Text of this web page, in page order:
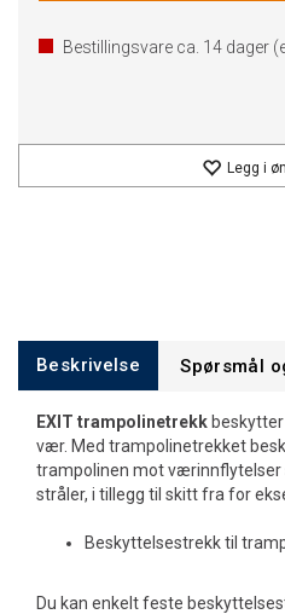
Bestillingsvare ca. 14 dager
Legg i
Beskrivelse Spørsmål
EXIT trampolinetrekk
vær. Med trampolinetrekket
trampolinen mot værinnflytelser
stråler, i tillegg til skitt fra for
Beskyttelsestrekk til
Du kan enkelt feste